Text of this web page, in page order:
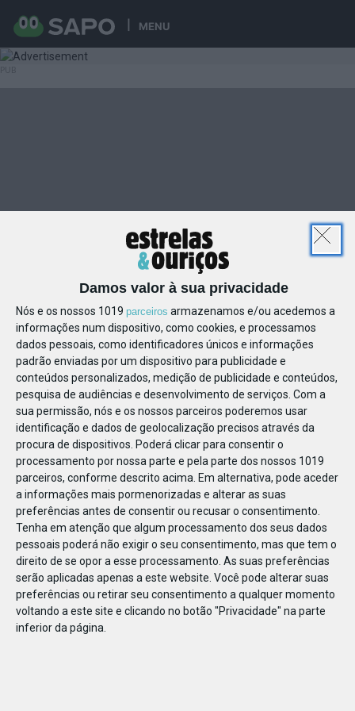
MENU
Damos valor à sua privacidade
Nós e os nossos 1019 parceiros armazenamos e/ou acedemos a
informações num dispositivo, como cookies, e processamos
dados pessoais, como identificadores únicos e informações
padrão enviadas por um dispositivo para publicidade e
conteúdos personalizados, medição de publicidade e conteúdos,
pesquisa de audiências e desenvolvimento de serviços. Com a
sua permissão, nós e os nossos parceiros poderemos usar
identificação e dados de geolocalização precisos através da
procura de dispositivos. Poderá clicar para consentir o
processamento por nossa parte e pela parte dos nossos 1019
parceiros, conforme descrito acima. Em alternativa, pode aceder
a informações mais pormenorizadas e alterar as suas
preferências antes de consentir ou recusar o consentimento.
Tenha em atenção que algum processamento dos seus dados
pessoais poderá não exigir o seu consentimento, mas que tem o
direito de se opor a esse processamento. As suas preferências
serão aplicadas apenas a este website. Você pode alterar suas
preferências ou retirar seu consentimento a qualquer momento
voltando a este site e clicando no botão "Privacidade" na parte
inferior da página.
864861439710254